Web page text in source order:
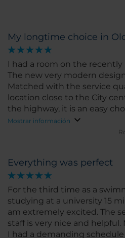
My longtime choice in
I had a room on the
The new very modern
Matched with the service
location close to the City
the highway, it is an easy
NH Olomouc since many
private and it always is a
Mostrar información
Everything was perfect
For the third time as a
studying at a university 15
am extremely excited. The
staff is very nice and
I had a demanding